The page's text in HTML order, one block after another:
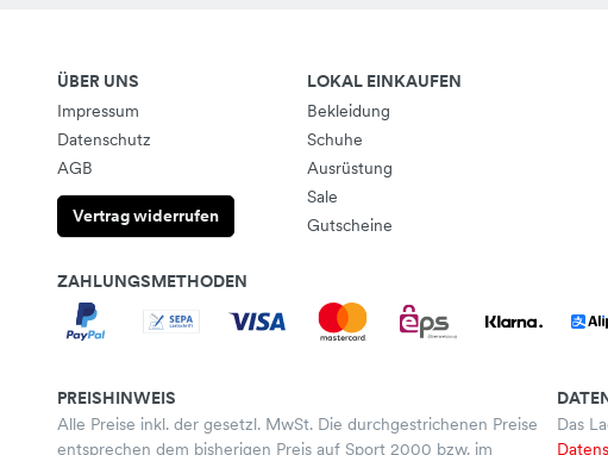
ÜBER UNS
Impressum
Datenschutz
AGB
Vertrag widerrufen
LOKAL EINKAUFEN
Bekleidung
Schuhe
Ausrüstung
Sale
Gutscheine
ZAHLUNGSMETHODEN
PREISHINWEIS
Alle Preise inkl. der gesetzl. MwSt. Die durchgestrichenen Preise
entsprechen dem bisherigen Preis auf Sport 2000 bzw. im
Das